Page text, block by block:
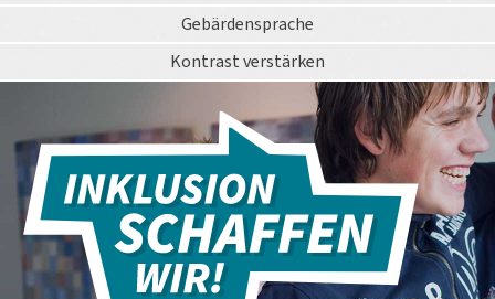
Gebärdensprache
Kontrastverstärken